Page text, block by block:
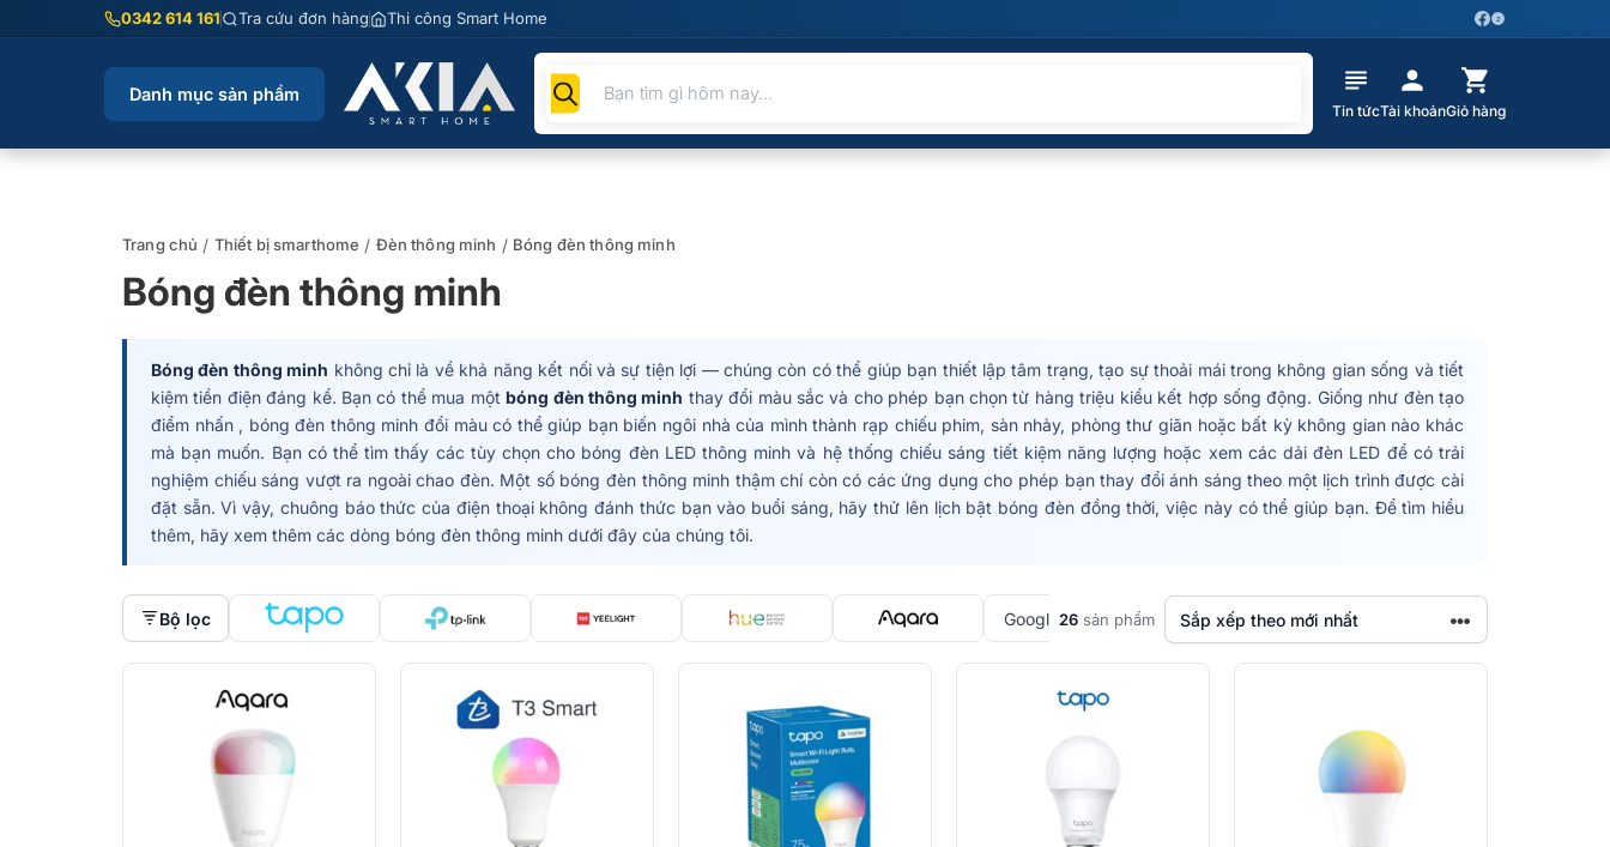
0342 614 161 Tra cứu đơn hàng Thi công Smart Home Z
Danh mục sản phẩm
Tìm
kiếm
sản
phẩm
Tin tứcTài khoảnGiỏ hàng
Trang chủ / Thiết bị smarthome / Đèn thông minh / Bóng đèn thông minh
Bóng đèn thông minh
Bóng đèn thông minh không chỉ là về khả năng kết nối và sự tiện lợi — chúng còn có thể giúp bạn thiết lập tâm trạng, tạo sự thoải mái trong không gian sống và tiết
kiệm tiền điện đáng kể. Bạn có thể mua mộtbóng đèn thông minh thay đổi màu sắc và cho phép bạn chọn từ hàng triệu kiểu kết hợp sống động. Giống như đèn tạo
điểm nhấn , bóng đèn thông minh đổi màu có thể giúp bạn biến ngôi nhà của mình thành rạp chiếu phim, sàn nhảy, phòng thư giãn hoặc bất kỳ không gian nào khác
mà bạn muốn. Bạn có thể tìm thấy các tùy chọn cho bóng đèn LED thông minh và hệ thống chiếu sáng tiết kiệm năng lượng hoặc xem các dải đèn LED để có trải
nghiệm chiếu sáng vượt ra ngoài chao đèn. Một số bóng đèn thông minh thậm chí còn có các ứng dụng cho phép bạn thay đổi ánh sáng theo một lịch trình được cài
đặt sẵn. Vì vậy, chuông báo thức của điện thoại không đánh thức bạn vào buổi sáng, hãy thử lên lịch bật bóng đèn đồng thời, việc này có thể giúp bạn. Để tìm hiểu
thêm, hãy xem thêm các dòng bóng đèn thông minh dưới đây của chúng tôi.
Bộ lọc Google Assistant Amazon Alexa Lọc Giá ▿
26 sản phẩm